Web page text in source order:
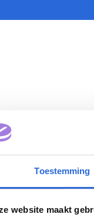
Toestemming
website maakt